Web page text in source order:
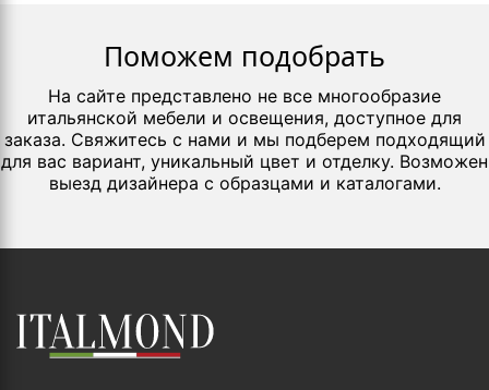
Поможем подобрать
На сайте представлено не все многообразие
итальянской мебели и освещения, доступное для
заказа. Свяжитесь с нами и мы подберем подходящий
для вас вариант, уникальный цвет и отделку. Возможен
выезд дизайнера с образцами и каталогами.